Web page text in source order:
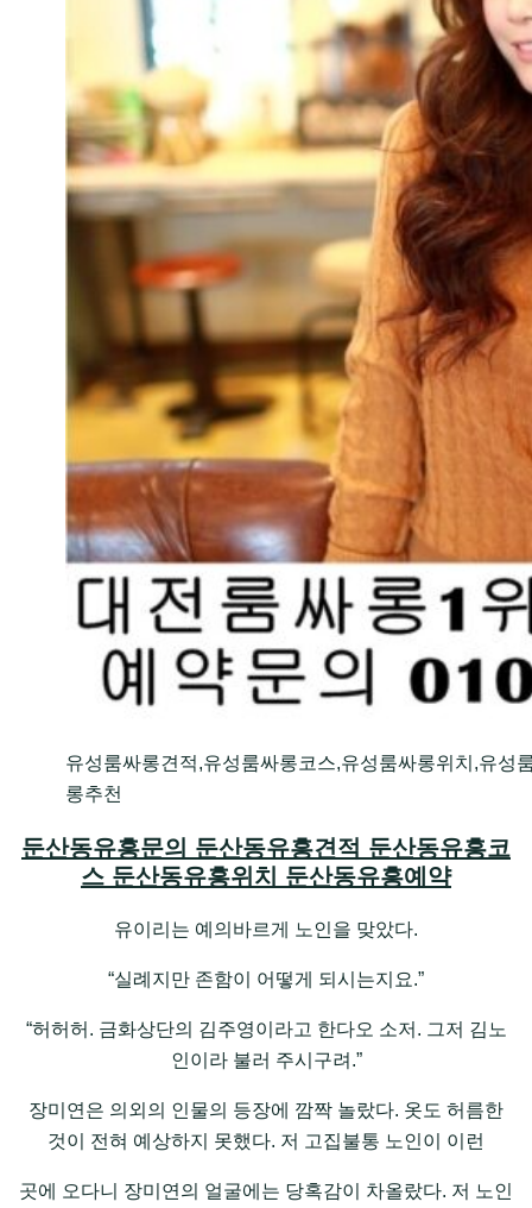
유성룸싸롱견적,유성룸싸롱코스,유성룸싸롱위치,유성
롱추천
둔산동유흥문의 둔산동유흥견적 둔산동유흥코
스 둔산동유흥위치 둔산동유흥예약
유이리는 예의바르게 노인을 맞았다.
“실례지만 존함이 어떻게 되시는지요.”
“허허허. 금화상단의 김주영이라고 한다오 소저. 그저 김노
인이라 불러 주시구려.”
장미연은 의외의 인물의 등장에 깜짝 놀랐다. 옷도 허름한
것이 전혀 예상하지 못했다. 저 고집불통 노인이 이런
곳에 오다니 장미연의 얼굴에는 당혹감이 차올랐다. 저 노인